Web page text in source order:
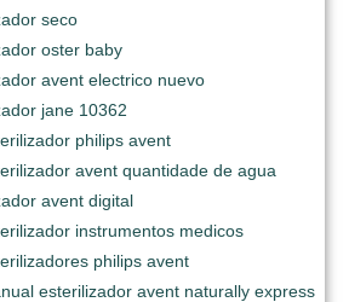
seco
oster baby
avent electrico nuevo
jane 10362
philips avent
avent quantidade de agua
avent digital
instrumentos medicos
philips avent
esterilizador avent naturally express